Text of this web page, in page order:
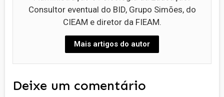
Consultor eventual do BID, Grupo Simões, do
CIEAM e diretor da FIEAM.
Mais artigos do autor
Deixe um comentário